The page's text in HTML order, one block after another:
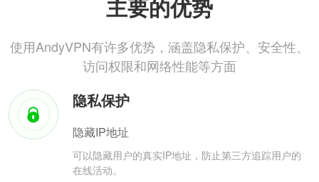
主要的优势
使用AndyVPN有许多优势，涵盖隐私保护、安全性、
访问权限和网络性能等方面
隐私保护
隐藏IP地址
可以隐藏用户的真实IP地址，防止第三方追踪用户的
在线活动。